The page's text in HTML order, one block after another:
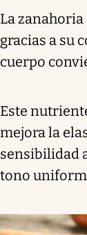
La
gracias a su
cuerpo
Este
mejora la
sensibilidad
tono